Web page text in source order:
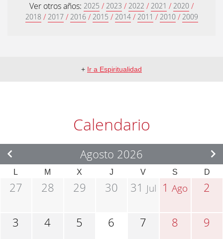
Ver otros años: 2025 / 2023 / 2022 / 2021 / 2020 /
2018 / 2017 / 2016 / 2015 / 2014 / 2011 / 2010 / 2009
+ Ir a Espiritualidad
Calendario
Agosto 2026
L M X J V S D
27 28 29 30 31 Jul 1Ago 2
3 4 5 6 7 8 9